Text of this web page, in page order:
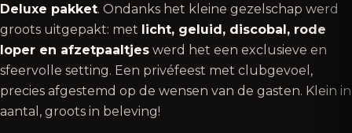
Deluxe pakket. Ondanks het kleine gezelschap werd
groots uitgepakt: met licht, geluid, discobal, rode
loper en afzetpaaltjes werd het een exclusieve en
sfeervolle setting. Een privéfeest met clubgevoel,
precies afgestemd op de wensen van de gasten. Klein in
aantal, groots in beleving!